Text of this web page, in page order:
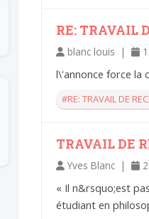
RE: TRAVAIL
blanc louis |
l\'annonce force la
#RE: TRAVAIL DE
TRAVAIL DE
Yves Blanc |
« Il n&rsquo;est
étudiant en